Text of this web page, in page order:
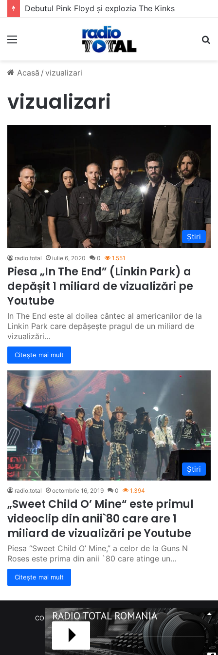
Debutul Pink Floyd și explozia The Kinks
Meniu
Acasă / vizualizari
vizualizari
Știri
radio.total iulie 6, 2020 0 1.551
Piesa „In The End” (Linkin Park) a
depășit 1 miliard de vizualizări pe
Youtube
In The End este al doilea cântec al americanilor de la
Linkin Park care depășește pragul de un miliard de
vizualizări…
Citește mai mult
Știri
radio.total octombrie 16, 2019 0 1.394
„Sweet Child O’ Mine“ este primul
videoclip din anii`80 care are 1
miliard de vizualizări pe Youtube
Piesa “Sweet Child O’ Mine,” a celor de la Guns N
Roses este prima din anii `80 care atinge un…
Citește mai mult
COPYRIGHT Radio Total România. (C) 2020-2023
Facebook
RSS
RADIO TOTAL ROMANIA